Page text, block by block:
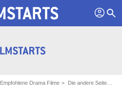
profil search
Empfohlene Drama Filme Die andere Seite der Hoffnung